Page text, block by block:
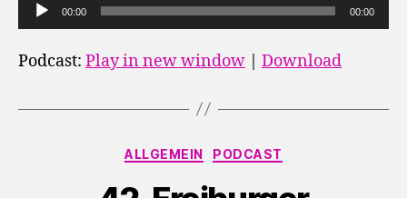
u
d
00:00 00:00
Podcast: Play in new window Download
Kategorien
ALLGEMEIN PODCAST